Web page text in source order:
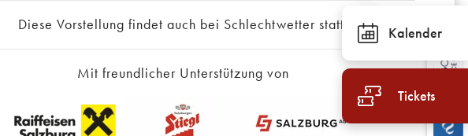
Diese Vorstellung findet auch bei Schlechtwetter statt!
Mit freundlicher Unterstützung von
Kalender
Tickets